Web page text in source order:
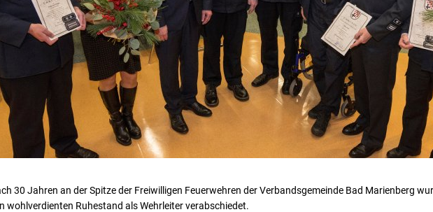
30 Jahren an der Spitze der Freiwilligen Feuerwehren der Verbandsgemeinde Bad Marienberg
wohlverdienten Ruhestand als Wehrleiter verabschiedet.